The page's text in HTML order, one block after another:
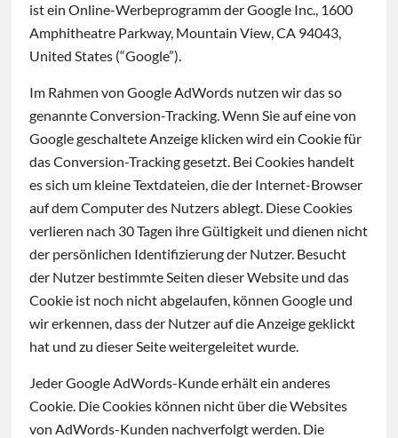
ist ein Online-Werbeprogramm der Google Inc., 1600
Amphitheatre Parkway, Mountain View, CA 94043,
United States (“Google”).
Im Rahmen von Google AdWords nutzen wir das so
genannte Conversion-Tracking. Wenn Sie auf eine von
Google geschaltete Anzeige klicken wird ein Cookie für
das Conversion-Tracking gesetzt. Bei Cookies handelt
es sich um kleine Textdateien, die der Internet-Browser
auf dem Computer des Nutzers ablegt. Diese Cookies
verlieren nach 30 Tagen ihre Gültigkeit und dienen nicht
der persönlichen Identifizierung der Nutzer. Besucht
der Nutzer bestimmte Seiten dieser Website und das
Cookie ist noch nicht abgelaufen, können Google und
wir erkennen, dass der Nutzer auf die Anzeige geklickt
hat und zu dieser Seite weitergeleitet wurde.
Jeder Google AdWords-Kunde erhält ein anderes
Cookie. Die Cookies können nicht über die Websites
von AdWords-Kunden nachverfolgt werden. Die